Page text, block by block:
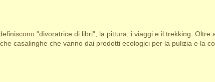
"divoratrice di libri", la pittura, i viaggi e il trekking. Oltre
casalinghe che vanno dai prodotti ecologici per la pulizia e la